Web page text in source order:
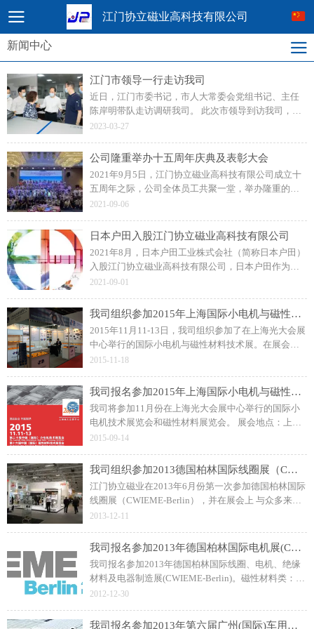
江门协立磁业高科技有限公司
新闻中心
江门市领导一行走访我司
近日，江门市委书记，市人大常委会党组书记、主任
陈岸明带队走访调研我司。 此次市领导到访我司，视
察调研企业情况，传达政府充分挖掘《区域全面经济
舞。
2023-03-27
公司隆重举办十五周年庆典及表彰大会
2021年9月5日，江门协立磁业高科技有限公司成立十
五周年之际，公司全体员工共聚一堂，举办隆重的周
年庆典及表彰大会！展望未来，协立公司更加坚定信
2021-09-06
日本户田入股江门协立磁业高科技有限公司
2021年8月，日本户田工业株式会社（简称日本户田）
入股江门协立磁业高科技有限公司，日本户田作为公
司磁粒料的供应商，此前建立了良好的长期合作关
2021-09-01
我司组织参加2015年上海国际小电机与磁性材料技术展
2015年11月11-13日，我司组织参加了在上海光大会展
中心举行的国际小电机与磁性材料技术展。在展会
上，我司与众多国内外汽车零部件、工业控制类和家
流。
2015-11-18
我司报名参加2015年上海国际小电机与磁性材料技术展
我司将参加11月份在上海光大会展中心举行的国际小
电机技术展览会和磁性材料展览会。 展会地点：上海
光大会展中心 展位设置：E23A 展出时间：2015年11
2015-09-14
我司组织参加2013德国柏林国际线圈展（CWIEME-BERLIN）
江门协立磁业在2013年6月份第一次参加德国柏林国际
线圈展（CWIEME-Berlin），并在展会上 与众多来自
欧美的电机生产商及磁石贸易商进行业务洽谈和技术
2013-12-11
我司报名参加2013年德国柏林国际电机展(CWIEME_Berlin)
我司报名参加2013年德国柏林国际线圈、电机、绝缘
材料及电器制造展(CWIEME-Berlin)。磁性材料类：各
种永磁材料和软磁性材料、磁性材料生产和检测设
2012-12-30
我司报名参加2013年第六届广州(国际)车用电机电器展览会